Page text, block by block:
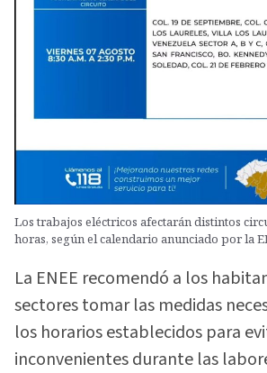
Los trabajos eléctricos afectarán distintos
horas, según el calendario anunciado por la
La ENEE recomendó a los
sectores tomar las medidas
los horarios establecidos para
inconvenientes durante las